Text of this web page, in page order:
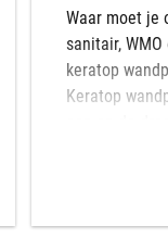
Waar moet je
sanitair,
keratop
Keratop
afbeelding